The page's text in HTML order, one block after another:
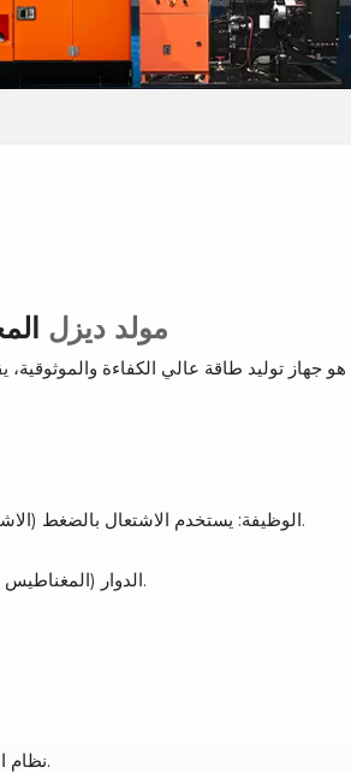
مولد ديزل
هو جهاز توليد طاقة عالي الكفاءة
الوظيفة: يستخدم الاشتعال بالضغط (الاشتعال الذاتي للديزل) لتحريك حركة المكبس، وتحويل الطاقة الحرارية إلى طاقة ميكانيكية.
الدوار (المغناطيس الكهربائي): يتم تشغيله بواسطة عمود المرفق للمحرك، مما يخلق مجالًا مغناطيسيًا دوارًا.
نظام العادم: يعالج انبعاثات الاحتراق (قد يتطلب محولات حفازة أو مرشحات جسيمات للامتثال).